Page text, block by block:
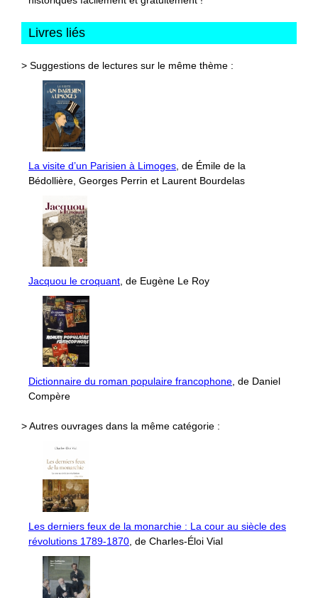
Livres liés
> Suggestions de lectures sur le même thème :
La visite d’un Parisien à Limoges, de Émile de la
Bédollière, Georges Perrin et Laurent Bourdelas
Jacquou le croquant, de Eugène Le Roy
Dictionnaire du roman populaire francophone, de Daniel
Compère
> Autres ouvrages dans la même catégorie :
Les derniers feux de la monarchie : La cour au siècle des
révolutions 1789-1870, de Charles-Éloi Vial